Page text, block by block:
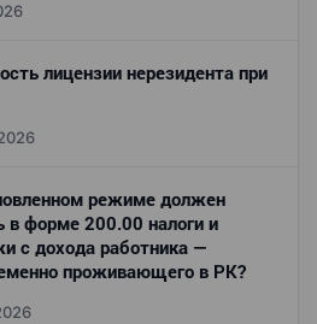
лицензии нерезидента при
режиме должен
в форме 200.00 налоги и
с дохода работника —
проживающего в РК?